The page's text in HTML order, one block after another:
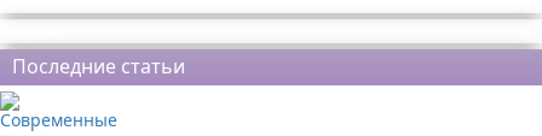
Последние статьи